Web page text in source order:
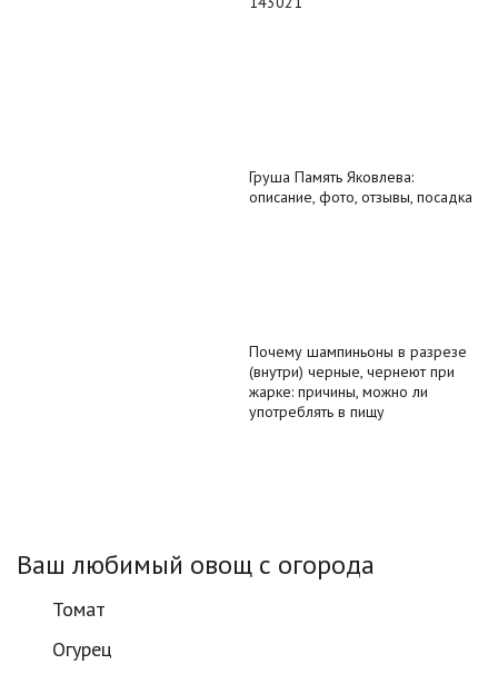
Груша Память Яковлева:
описание, фото, отзывы, посадка
Почему шампиньоны в разрезе
(внутри) черные, чернеют при
жарке: причины, можно ли
употреблять в пищу
Ваш любимый овощ с огорода
Томат
Огурец